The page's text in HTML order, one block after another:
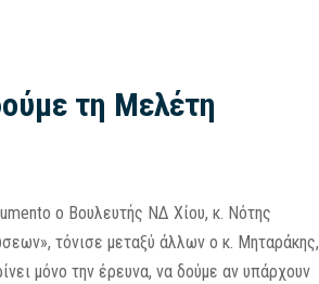
τη Μελέτη
ο Βουλευτής ΝΔ Χίου, κ. Νότης
τόνισε μεταξύ άλλων ο κ. Μηταράκης,
μόνο την έρευνα, να δούμε αν υπάρχουν